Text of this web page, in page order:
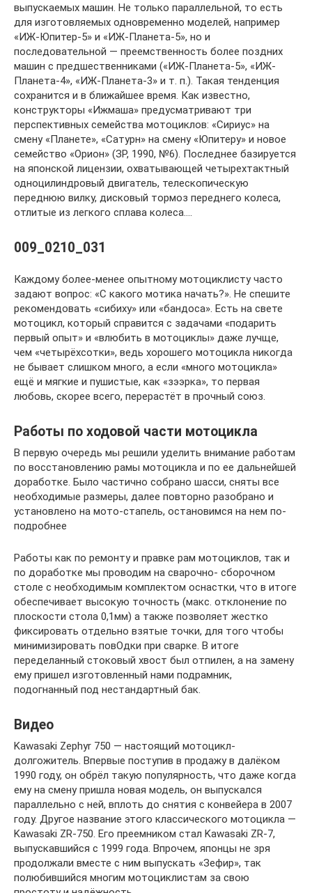
выпускаемых машин. Не только параллельной, то есть
для изготовляемых одновременно моделей, например
«ИЖ-Юпитер-5» и «ИЖ-Планета-5», но и
последовательной — преемственность более поздних
машин с предшественниками («ИЖ-Планета-5», «ИЖ-
Планета-4», «ИЖ-Планета-3» и т. п.). Такая тенденция
сохранится и в ближайшее время. Как известно,
конструкторы «Ижмаша» предусматривают три
перспективных семейства мотоциклов: «Сириус» на
смену «Планете», «Сатурн» на смену «Юпитеру» и новое
семейство «Орион» (ЗР, 1990, №6). Последнее базируется
на японской лицензии, охватывающей четырехтактный
одноцилиндровый двигатель, телескопическую
переднюю вилку, дисковый тормоз переднего колеса,
отлитые из легкого сплава колеса….
009_0210_031
Каждому более-менее опытному мотоциклисту часто
задают вопрос: «С какого мотика начать?». Не спешите
рекомендовать «сибиху» или «бандоса». Есть на свете
мотоцикл, который справится с задачами «подарить
первый опыт» и «влюбить в мотоциклы» даже лучще,
чем «четырёхсотки», ведь хорошего мотоцикла никогда
не бывает слишком много, а если «много мотоцикла»
ещё и мягкие и пушистые, как «зээрка», то первая
любовь, скорее всего, перерастёт в прочный союз.
Работы по ходовой части мотоцикла
В первую очередь мы решили уделить внимание работам
по восстановлению рамы мотоцикла и по ее дальнейшей
доработке. Было частично собрано шасси, сняты все
необходимые размеры, далее повторно разобрано и
установлено на мото-стапель, остановимся на нем по-
подробнее
Работы как по ремонту и правке рам мотоциклов, так и
по доработке мы проводим на сварочно- сборочном
столе с необходимым комплектом оснастки, что в итоге
обеспечивает высокую точность (макс. отклонение по
плоскости стола 0,1мм) а также позволяет жестко
фиксировать отдельно взятые точки, для того чтобы
минимизировать повОдки при сварке. В итоге
переделанный стоковый хвост был отпилен, а на замену
ему пришел изготовленный нами подрамник,
подогнанный под нестандартный бак.
Видео
Kawasaki Zephyr 750 — настоящий мотоцикл-
долгожитель. Впервые поступив в продажу в далёком
1990 году, он обрёл такую популярность, что даже когда
ему на смену пришла новая модель, он выпускался
параллельно с ней, вплоть до снятия с конвейера в 2007
году. Другое название этого классического мотоцикла —
Kawasaki ZR-750. Его преемником стал Kawasaki ZR-7,
выпускавшийся с 1999 года. Впрочем, японцы не зря
продолжали вместе с ним выпускать «Зефир», так
полюбившийся многим мотоциклистам за свою